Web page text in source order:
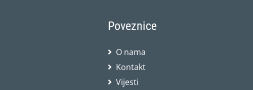
Poveznice
O nama
Kontakt
Vijesti